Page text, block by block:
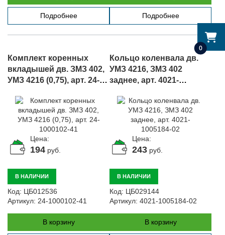
0
Подробнее Подробнее
Комплект коренных
вкладышей дв. ЗМЗ 402,
УМЗ 4216 (0,75), арт. 24-
Цена:
194 руб.
В НАЛИЧИИ
Код: ЦБ012536
Артикул: 24-1000102-41
В корзину
Кольцо коленвала дв.
УМЗ 4216, ЗМЗ 402
заднее, арт. 4021-
Цена:
243 руб.
В НАЛИЧИИ
Код: ЦБ029144
Артикул: 4021-1005184-02
В корзину